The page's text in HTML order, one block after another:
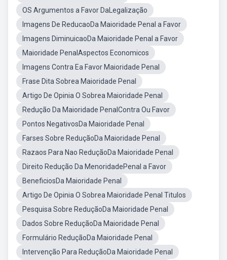
OS Argumentos a Favor DaLegalização
Imagens De ReducaoDa Maioridade Penal a Favor
Imagens DiminuicaoDa Maioridade Penal a Favor
Maioridade PenalAspectos Economicos
Imagens Contra Ea Favor Maioridade Penal
Frase Dita Sobrea Maioridade Penal
Artigo De Opinia O Sobrea Maioridade Penal
Redução Da Maioridade PenalContra Ou Favor
Pontos NegativosDa Maioridade Penal
Farses Sobre ReduçãoDa Maioridade Penal
Razaos Para Nao ReduçãoDa Maioridade Penal
Direito Redução Da MenoridadePenal a Favor
BeneficiosDa Maioridade Penal
Artigo De Opinia O Sobrea Maioridade Penal Titulos
Pesquisa Sobre ReduçãoDa Maioridade Penal
Dados Sobre ReduçãoDa Maioridade Penal
Formulário ReduçãoDa Maioridade Penal
Intervenção Para ReduçãoDa Maioridade Penal